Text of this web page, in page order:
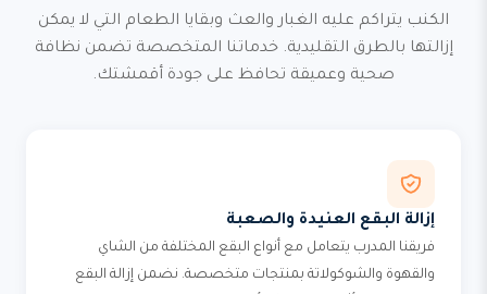
الكنب يتراكم عليه الغبار والعث وبقايا الطعام التي لا يمكن
إزالتها بالطرق التقليدية. خدماتنا المتخصصة تضمن نظافة
صحية وعميقة تحافظ على جودة أقمشتك.
إزالة البقع العنيدة والصعبة
فريقنا المدرب يتعامل مع أنواع البقع المختلفة من الشاي
والقهوة والشوكولاتة بمنتجات متخصصة. نضمن إزالة البقع